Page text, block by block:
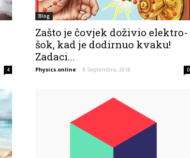
4
Blog
Zašto je čovjek doživio elektro-
šok, kad je dodirnuo kvaku!
Zadaci...
Physics.online - 8 Septembra, 2018 0